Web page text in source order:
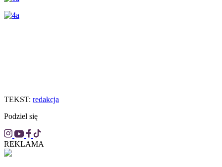
TEKST: redakcja
Podziel się
REKLAMA